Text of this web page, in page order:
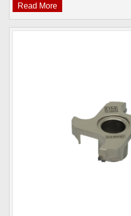
Read More